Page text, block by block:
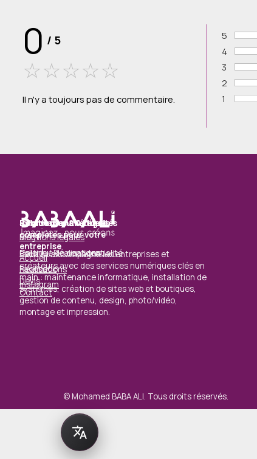
0 / 5
Il n'y a toujours pas de commentaire.
Vote :
5
Vote :
4
Vote :
3
Vote :
2
Vote :
1
Solutions numériques
complètes pour votre
entreprise
Accueil
Réalisations
Devis
Contact
Ressources & Actualités
Blog
Galerie / Réalisations
Informations & Légal
Mentions légales
Politique de confidentialité
Facebook
Instagram
Baba Ali accompagne les entreprises et
créateurs avec des services numériques clés en
main : maintenance informatique, installation de
systèmes, création de sites web et boutiques,
gestion de contenu, design, photo/vidéo,
montage et impression.
© Mohamed BABA ALI. Tous droits réservés.
Retourner au contenu